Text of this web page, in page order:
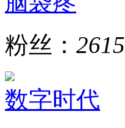
粉丝： 2615
数字时代